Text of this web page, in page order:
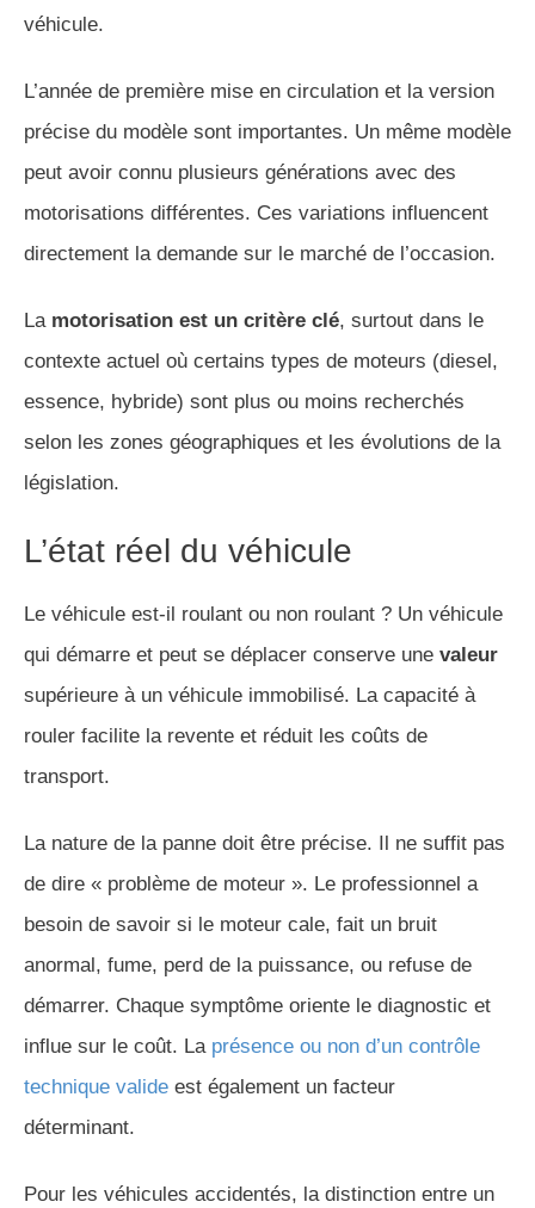
véhicule.
L’année de première mise en circulation et la version
précise du modèle sont importantes. Un même modèle
peut avoir connu plusieurs générations avec des
motorisations différentes. Ces variations influencent
directement la demande sur le marché de l’occasion.
La motorisation est un critère clé, surtout dans le
contexte actuel où certains types de moteurs (diesel,
essence, hybride) sont plus ou moins recherchés
selon les zones géographiques et les évolutions de la
législation.
L’état réel du véhicule
Le véhicule est-il roulant ou non roulant ? Un véhicule
qui démarre et peut se déplacer conserve une valeur
supérieure à un véhicule immobilisé. La capacité à
rouler facilite la revente et réduit les coûts de
transport.
La nature de la panne doit être précise. Il ne suffit pas
de dire « problème de moteur ». Le professionnel a
besoin de savoir si le moteur cale, fait un bruit
anormal, fume, perd de la puissance, ou refuse de
démarrer. Chaque symptôme oriente le diagnostic et
influe sur le coût. La présence ou non d’un contrôle
technique valide est également un facteur
déterminant.
Pour les véhicules accidentés, la distinction entre un